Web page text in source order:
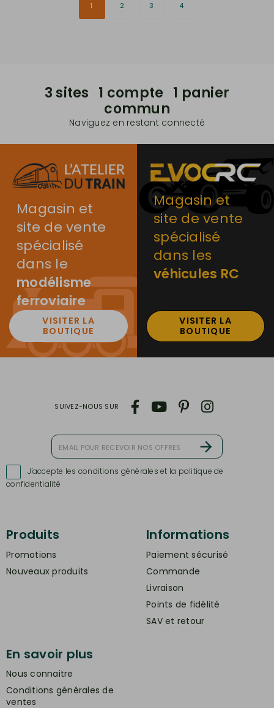
1 2 3 4
3 sites 1 compte 1 panier
commun
Naviguez en restant connecté
Magasin et
site de vente
spécialisé
dans le
modélisme
ferroviaire
VISITER LA
BOUTIQUE
Magasin et
site de vente
spécialisé
dans les
véhicules RC
VISITER LA
BOUTIQUE
J'accepte les conditions générales et la politique de
confidentialité
SUIVEZ-NOUS SUR
Produits
Promotions
Nouveaux produits
Informations
Paiement sécurisé
Commande
Livraison
Points de fidélité
SAV et retour
En savoir plus
Nous connaitre
Conditions générales de
ventes